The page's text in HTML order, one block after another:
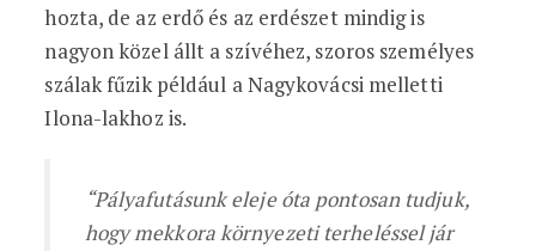
hozta, de az erdő és az erdészet mindig is
nagyon közel állt a szívéhez, szoros személyes
szálak fűzik például a Nagykovácsi melletti
Ilona-lakhoz is.
“Pályafutásunk eleje óta pontosan tudjuk,
hogy mekkora környezeti terheléssel jár